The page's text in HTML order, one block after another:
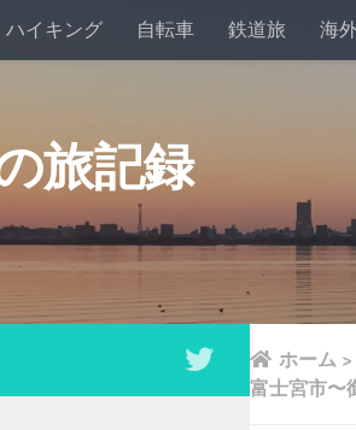
ハイキング 自転車 鉄道旅 海
旅記録
ホーム >
富士宮市〜